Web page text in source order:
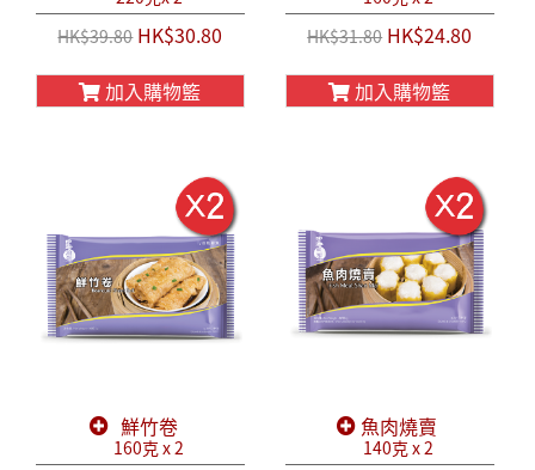
HK$39.80HK$30.80
加入購物籃
HK$31.80HK$24.80
加入購物籃
鮮竹卷
160克 x 2
魚肉燒賣
140克 x 2